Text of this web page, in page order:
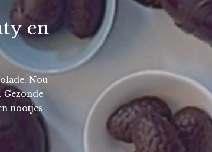
en
Nou
Gezonde
nootjes